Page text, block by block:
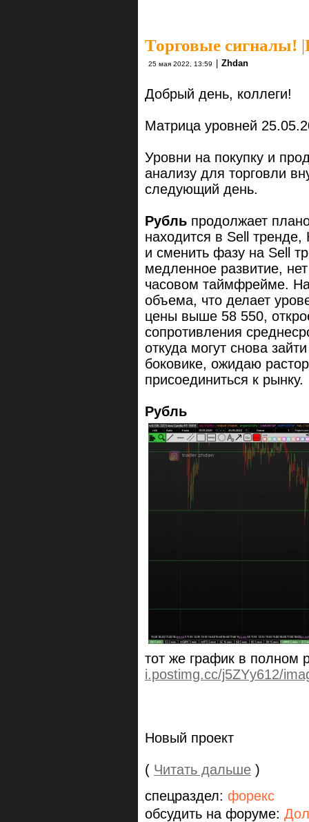
Торговые сигналы! |
25 мая 2022, 13:59 | Zhdan
Добрый день, коллеги!
Матрица уровней
Уровни на покупку и
анализу для торговли
следующий день.
Рубль продолжает
находится в Sell
и сменить фазу на Sell
медленное развитие,
часовом таймфрейме.
объема, что делает
цены выше 58 550,
сопротивления
откуда могут снова
боковике, ожидаю
присоединиться к рынку.
Рубль
тот же график в полном
i.postimg.cc/j5ZYy612/
Новый проект
( Читать дальше )
спецраздел: форекс
обсудить на форуме: